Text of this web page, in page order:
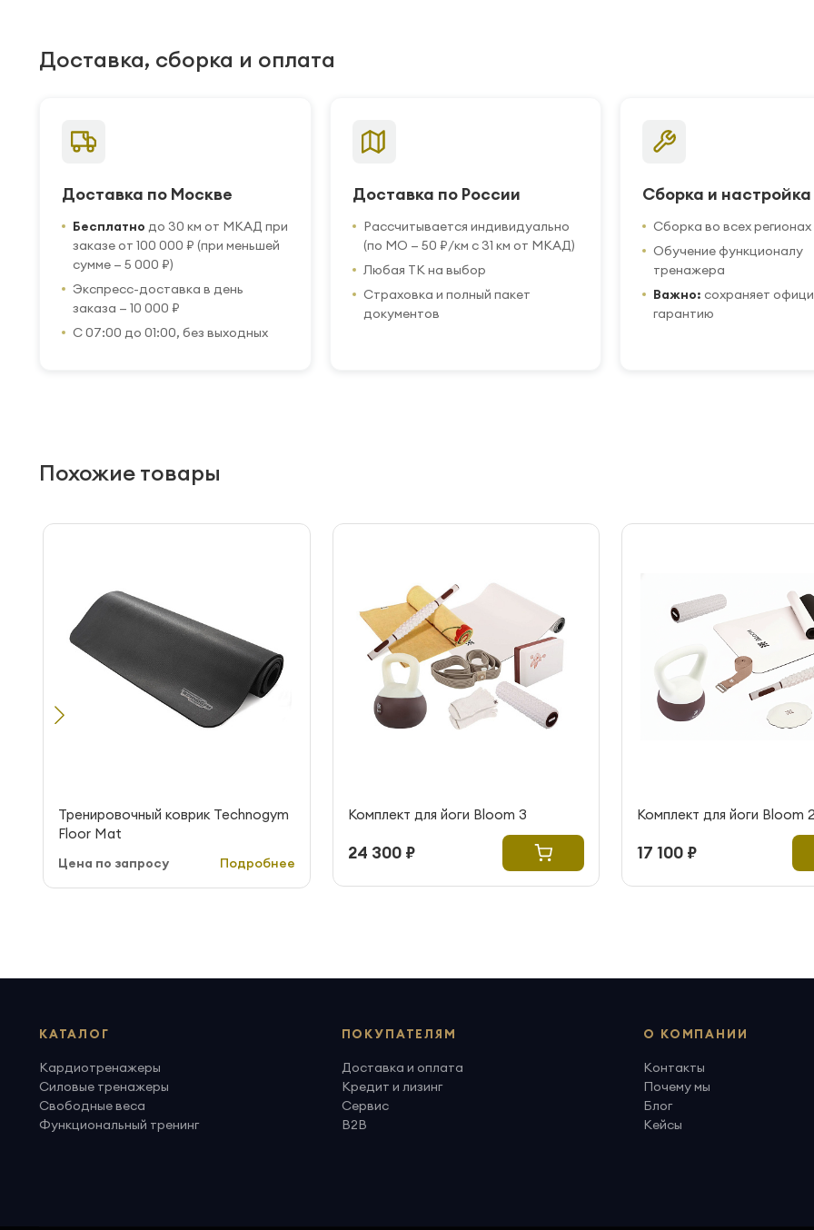
Доставка, сборка и оплата
Доставка по Москве
Бесплатно до 30 км от МКАД при
заказе от 100 000 ₽ (при меньшей
сумме — 5 000 ₽)
Экспресс-доставка в день
заказа — 10 000 ₽
С 07:00 до 01:00, без выходных
Доставка по России
Рассчитывается индивидуально
(по МО — 50 ₽/км с 31 км от МКАД)
Любая ТК на выбор
Страховка и полный пакет
документов
Сборка и настройка
Сборка во всех
Обучение функционалу
тренажера
Важно: сохраняет
гарантию
Похожие товары
Тренировочный коврик Technogym
Floor Mat
Цена по запросу Подробнее
Комплект для йоги Bloom 3
24 300 ₽
Комплект для йоги Bloom 2
17 100 ₽
КАТАЛОГ
Кардиотренажеры
Силовые тренажеры
Свободные веса
Функциональный тренинг
ПОКУПАТЕЛЯМ
Доставка и оплата
Кредит и лизинг
Сервис
B2B
О КОМПАНИИ
Контакты
Почему мы
Блог
Кейсы